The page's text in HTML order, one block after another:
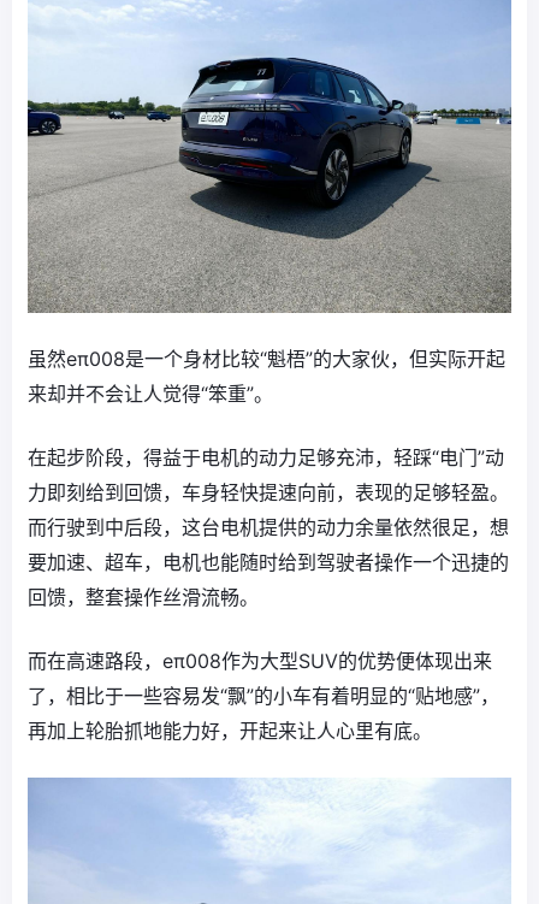
虽然eπ008是一个身材比较“魁梧”的大家伙，但实际开起
来却并不会让人觉得“笨重”。
在起步阶段，得益于电机的动力足够充沛，轻踩“电门”动
力即刻给到回馈，车身轻快提速向前，表现的足够轻盈。
而行驶到中后段，这台电机提供的动力余量依然很足，想
要加速、超车，电机也能随时给到驾驶者操作一个迅捷的
回馈，整套操作丝滑流畅。
而在高速路段，eπ008作为大型SUV的优势便体现出来
了，相比于一些容易发“飘”的小车有着明显的“贴地感”，
再加上轮胎抓地能力好，开起来让人心里有底。